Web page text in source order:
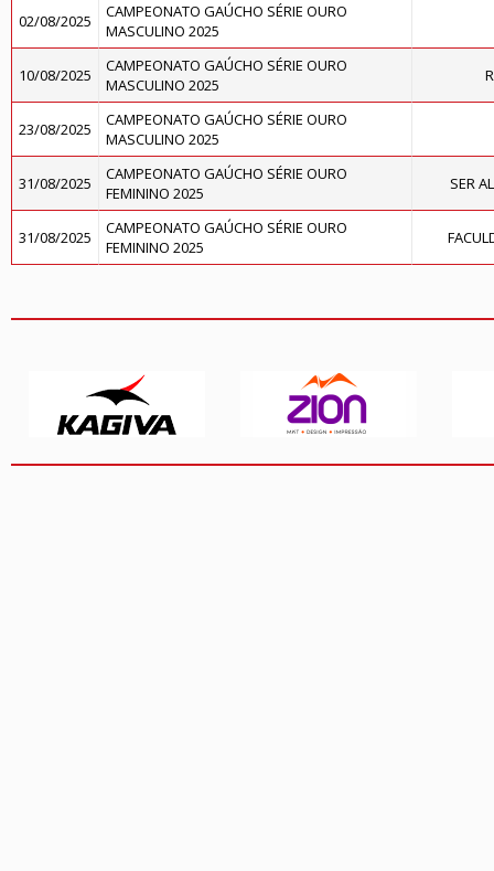
02/08/2025
CAMPEONATO GAÚCHO SÉRIE OURO
MASCULINO 2025
10/08/2025
CAMPEONATO GAÚCHO SÉRIE OURO
MASCULINO 2025
23/08/2025
CAMPEONATO GAÚCHO SÉRIE OURO
MASCULINO 2025
31/08/2025
CAMPEONATO GAÚCHO SÉRIE OURO
FEMININO 2025
SER
31/08/2025
CAMPEONATO GAÚCHO SÉRIE OURO
FEMININO 2025